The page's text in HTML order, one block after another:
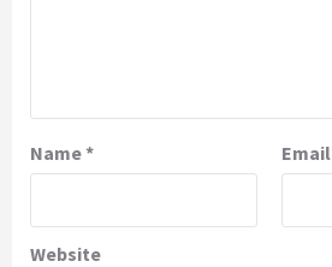
Name* Email
Website